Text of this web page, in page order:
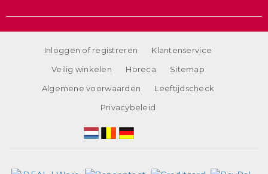
Inloggen of registreren
Klantenservice
Veilig winkelen
Horeca
Sitemap
Algemene voorwaarden
Leeftijdscheck
Privacybeleid